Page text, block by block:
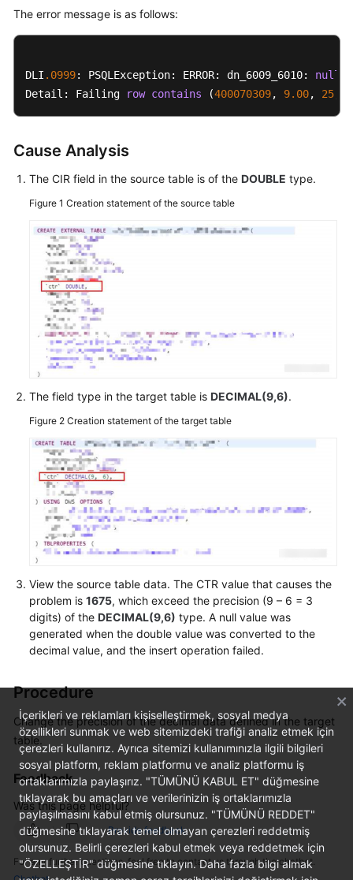
SQL
Syntax
Reference
API
SDK
Reference
FAQs
More
Documents
Videos
General
Reference
Glossary
Shared
Responsibilities
Service
Level
Agreement
White
Papers
The error message is as follows:
DLI .0999: PSQLException: ERROR: dn_6009_6010: null
Detail: Failing
row contains (400070309, 9.00, 25
Cause Analysis
The CIR field in the source table is of the DOUBLE type.
Figure 1 Creation statement of the source table
The field type in the target table is DECIMAL(9,6).
Figure 2 Creation statement of the target table
View the source table data. The CTR value that causes the
problem is 1675, which exceed the precision (9 – 6 = 3
digits) of the DECIMAL(9,6) type. A null value was
generated when the double value was converted to the
decimal value, and the insert operation failed.
Procedure
Change the precision of the decimal data defined in the target
table.
Feedback
Was this page helpful?
Provide feedback
For any further questions, feel free to contact us through the chatbot.
İçerikleri ve reklamları kişiselleştirmek, sosyal medya
özellikleri sunmak ve web sitemizdeki trafiği analiz etmek için
çerezleri kullanırız. Ayrıca sitemizi kullanımınızla ilgili bilgileri
sosyal platform, reklam platformu ve analiz platformu iş
ortaklarımızla paylaşırız. "TÜMÜNÜ KABUL ET" düğmesine
tıklayarak bu amaçları ve verilerinizin iş ortaklarımızla
paylaşılmasını kabul etmiş olursunuz. "TÜMÜNÜ REDDET"
düğmesine tıklayarak temel olmayan çerezleri reddetmiş
olursunuz. Belirli çerezleri kabul etmek veya reddetmek için
"ÖZELLEŞTİR" düğmesine tıklayın. Daha fazla bilgi almak